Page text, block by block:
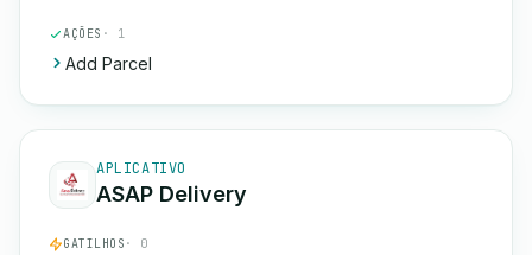
AÇÕES · 1
Add Parcel
APLICATIVO
ASAP Delivery
GATILHOS · 0